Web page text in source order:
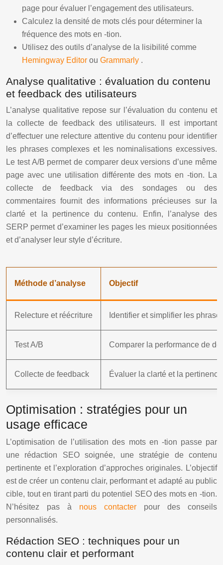
page pour évaluer l’engagement des utilisateurs.
Calculez la densité de mots clés pour déterminer la
fréquence des mots en -tion.
Utilisez des outils d’analyse de la lisibilité comme
Hemingway Editor ou Grammarly .
Analyse qualitative : évaluation du contenu
et feedback des utilisateurs
L’analyse qualitative repose sur l’évaluation du contenu et
la collecte de feedback des utilisateurs. Il est important
d’effectuer une relecture attentive du contenu pour identifier
les phrases complexes et les nominalisations excessives.
Le test A/B permet de comparer deux versions d’une même
page avec une utilisation différente des mots en -tion. La
collecte de feedback via des sondages ou des
commentaires fournit des informations précieuses sur la
clarté et la pertinence du contenu. Enfin, l’analyse des
SERP permet d’examiner les pages les mieux positionnées
et d’analyser leur style d’écriture.
Méthode d’analyse Objectif
Relecture et réécriture Identifier et simplifier les
Test A/B Comparer la performance de
Collecte de feedback Évaluer la clarté et la pertinence
Optimisation : stratégies pour un
usage efficace
L’optimisation de l’utilisation des mots en -tion passe par
une rédaction SEO soignée, une stratégie de contenu
pertinente et l’exploration d’approches originales. L’objectif
est de créer un contenu clair, performant et adapté au public
cible, tout en tirant parti du potentiel SEO des mots en -tion.
N’hésitez pas à nous contacter pour des conseils
personnalisés.
Rédaction SEO : techniques pour un
contenu clair et performant